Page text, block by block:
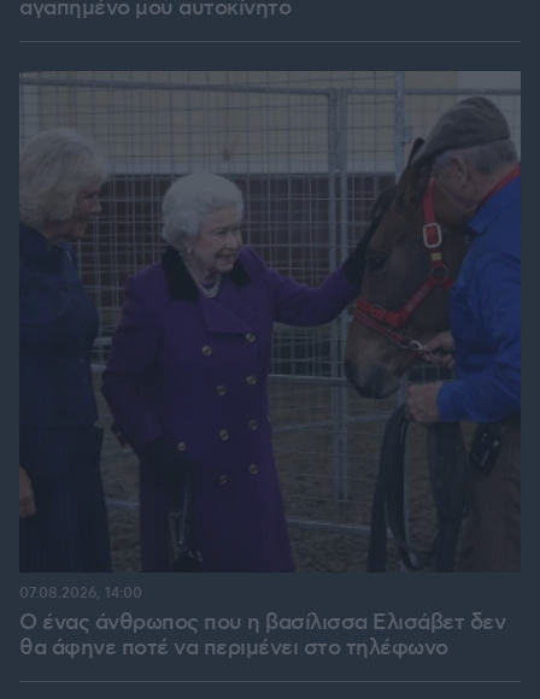
αγαπημένο μου αυτοκίνητο
Ο ένας άνθρωπος που η βασίλισσα Ελισάβετ δεν
θα άφηνε ποτέ να περιμένει στο τηλέφωνο
07.08.2026, 14:00